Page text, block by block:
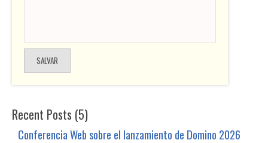
Recent Posts (5)
Conferencia Web sobre el lanzamiento de Domino 2026